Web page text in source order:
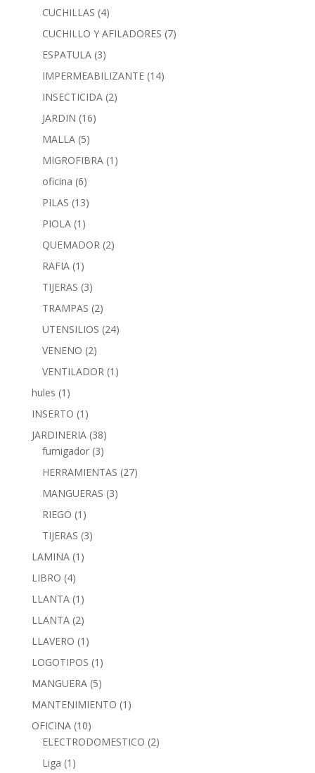
CUCHILLAS (4)
CUCHILLO Y AFILADORES (7)
ESPATULA (3)
IMPERMEABILIZANTE (14)
INSECTICIDA (2)
JARDIN (16)
MALLA (5)
MIGROFIBRA (1)
oficina (6)
PILAS (13)
PIOLA (1)
QUEMADOR (2)
RAFIA (1)
TIJERAS (3)
TRAMPAS (2)
UTENSILIOS (24)
VENENO (2)
VENTILADOR (1)
hules (1)
INSERTO (1)
JARDINERIA (38)
fumigador (3)
HERRAMIENTAS (27)
MANGUERAS (3)
RIEGO (1)
TIJERAS (3)
LAMINA (1)
LIBRO (4)
LLANTA (1)
LLANTA (2)
LLAVERO (1)
LOGOTIPOS (1)
MANGUERA (5)
MANTENIMIENTO (1)
OFICINA (10)
ELECTRODOMESTICO (2)
Liga (1)